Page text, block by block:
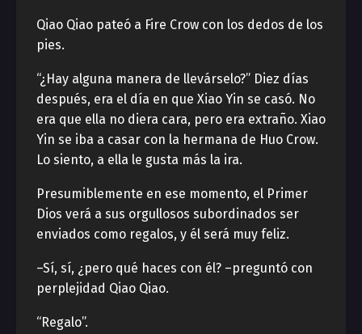
Qiao Qiao pateó a Fire Crow con los dedos de los
pies.
“¿Hay alguna manera de llevárselo?” Diez días
después, era el día en que Xiao Yin se casó. No
era que ella no diera cara, pero era extraño. Xiao
Yin se iba a casar con la hermana de Huo Crow.
Lo siento, a ella le gusta más la ira.
Presumiblemente en ese momento, el Primer
Dios verá a sus orgullosos subordinados ser
enviados como regalos, y él será muy feliz.
–Sí, sí, ¿pero qué haces con él? –preguntó con
perplejidad Qiao Qiao.
“Regalo”.